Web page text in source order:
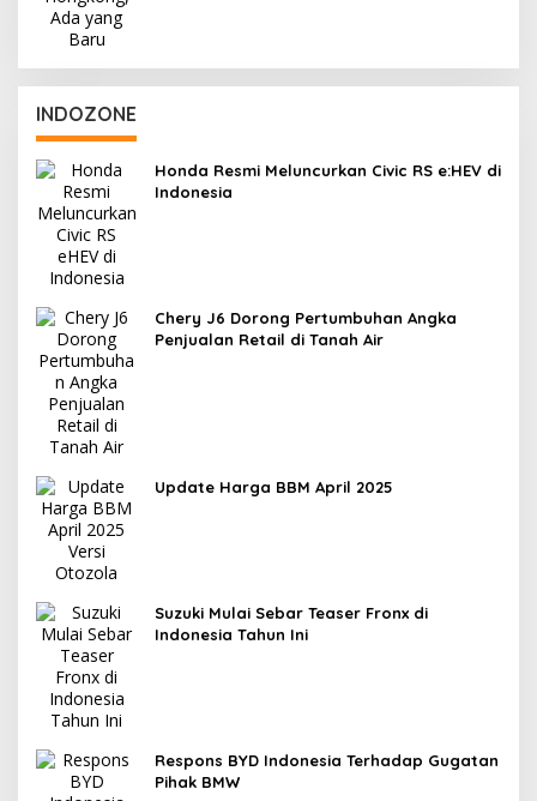
INDOZONE
Honda Resmi Meluncurkan Civic RS e:HEV di
Indonesia
Chery J6 Dorong Pertumbuhan Angka
Penjualan Retail di Tanah Air
Update Harga BBM April 2025
Suzuki Mulai Sebar Teaser Fronx di
Indonesia Tahun Ini
Respons BYD Indonesia Terhadap Gugatan
Pihak BMW